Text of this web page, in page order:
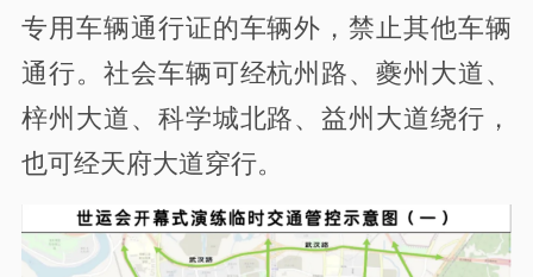
专用车辆通行证的车辆外，禁止其他车辆
通行。社会车辆可经杭州路、夔州大道、
梓州大道、科学城北路、益州大道绕行，
也可经天府大道穿行。